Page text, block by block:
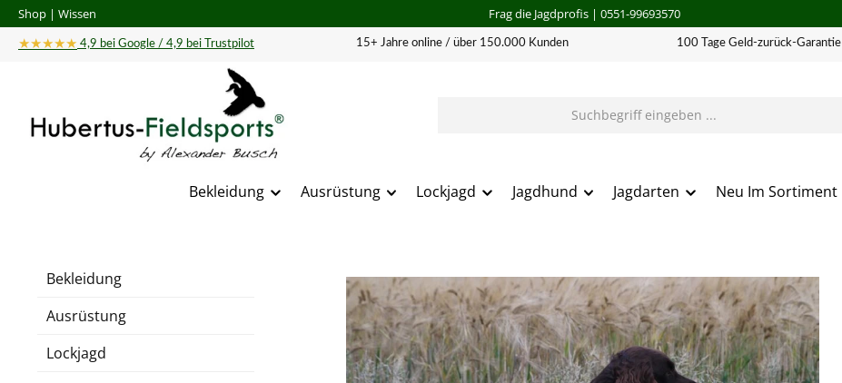
Hauptinhalt springen
Zur Suche springen
Zur Hauptnavigation springen
Shop | Wissen Frag die Jagdprofis| 0551-99693570
★★★★★ 4,9 bei Google / 4,9 bei Trustpilot 15+ Jahre online / über 150.000 Kunden 100 Tage Geld-zurück-Garantie
Bekleidung Ausrüstung Lockjagd Jagdhund Jagdarten Neu Im Sortiment
Bekleidung
Ausrüstung
Lockjagd